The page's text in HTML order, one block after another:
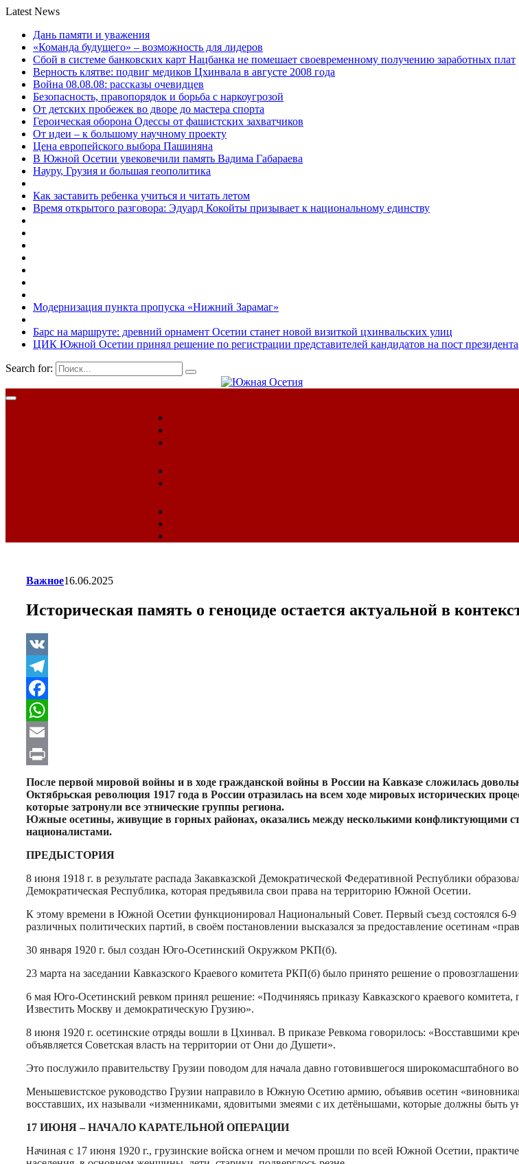
Latest News
Дань памяти и уважения
«Команда будущего» – возможность для лидеров
Сбой в системе банковских карт Нацбанка не помешает своевременному получению заработных плат
Верность клятве: подвиг медиков Цхинвала в августе 2008 года
Война 08.08.08: рассказы очевидцев
Безопасность, правопорядок и борьба с наркоугрозой
От детских пробежек во дворе до мастера спорта
Героическая оборона Одессы от фашистских захватчиков
От идеи – к большому научному проекту
Цена европейского выбора Пашиняна
В Южной Осетии увековечили память Вадима Габараева
Науру, Грузия и большая геополитика
Как заставить ребенка учиться и читать летом
Время открытого разговора: Эдуард Кокойты призывает к национальному единству
Модернизация пункта пропуска «Нижний Зарамаг»
Барс на маршруте: древний орнамент Осетии станет новой визиткой цхинвальских улиц
ЦИК Южной Осетии принял решение по регистрации представителей кандидатов на пост президента
Search for:
Важное16.06.2025
Историческая память о геноциде остается актуальной в
VK
Telegram
Facebook
WhatsApp
Email
Print
После первой мировой войны и в ходе гражданской войны в России на Кавказе сложилась
Октябрьская революция 1917 года в России отразилась на всем ходе мировых исторических
которые затронули все этнические группы региона.
Южные осетины, живущие в горных районах, оказались между несколькими конфликтующими
националистами.
ПРЕДЫСТОРИЯ
8 июня 1918 г. в результате распада Закавказской Демократической Федеративной Республики
Демократическая Республика, которая предъявила свои права на территорию Южной Осетии.
К этому времени в Южной Осетии функционировал Национальный Совет. Первый съезд состоялся 6-9
различных политических партий, в своём постановлении высказался за предоставление осетинам
30 января 1920 г. был создан Юго-Осетинский Окружком РКП(б).
23 марта на заседании Кавказского Краевого комитета РКП(б) было принято решение о
6 мая Юго-Осетинский ревком принял решение: «Подчиняясь приказу Кавказского краевого
Известить Москву и демократическую Грузию».
8 июня 1920 г. осетинские отряды вошли в Цхинвал. В приказе Ревкома говорилось: «Восставшими
объявляется Советская власть на территории от Они до Душети».
Это послужило правительству Грузии поводом для начала давно готовившегося
Меньшевистское руководство Грузии направило в Южную Осетию армию, объявив осетин
восставших, их называли «изменниками, ядовитыми змеями с их детёнышами, которые должны быть
17 ИЮНЯ – НАЧАЛО КАРАТЕЛЬНОЙ ОПЕРАЦИИ
Начиная с 17 июня 1920 г., грузинские войска огнем и мечом прошли по всей Южной Осетии,